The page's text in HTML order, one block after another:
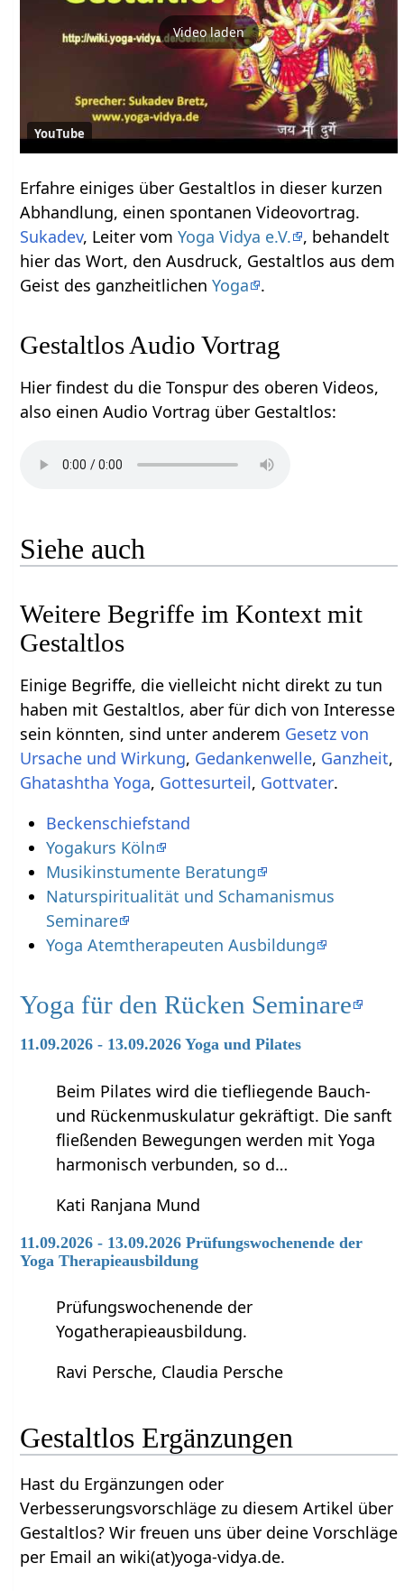
Video laden
YouTube
Erfahre einiges über Gestaltlos‏‎ in dieser kurzen
Abhandlung, einen spontanen Videovortrag.
Sukadev, Leiter vomYoga Vidya e.V.
, behandelt
hier das Wort, den Ausdruck, Gestaltlos‏‎ aus dem
Geist des ganzheitlichenYoga .
Gestaltlos‏‎ Audio Vortrag
Hier findest du die Tonspur des oberen Videos,
also einen Audio Vortrag über Gestaltlos‏‎:
Siehe auch
Weitere Begriffe im Kontext mit
Einige Begriffe, die vielleicht nicht direkt zu tun
haben mit Gestaltlos‏‎, aber für dich von Interesse
sein könnten, sind unter anderem Gesetz von
, ,
,
, ,
.
Beckenschiefstand
Yogakurs Köln
Musikinstumente Beratung
Naturspiritualität und Schamanismus
Seminare
Yoga Atemtherapeuten Ausbildung
Yoga für den Rücken Seminare
11.09.2026 - 13.09.2026 Yoga und Pilates
Beim Pilates wird die tiefliegende Bauch-
und Rückenmuskulatur gekräftigt. Die sanft
fließenden Bewegungen werden mit Yoga
harmonisch verbunden, so d…
Kati Ranjana Mund
11.09.2026 - 13.09.2026 Prüfungswochenende der
Yoga Therapieausbildung
Prüfungswochenende der
Yogatherapieausbildung.
Ravi Persche, Claudia Persche
Gestaltlos‏‎ Ergänzungen
Hast du Ergänzungen oder
Verbesserungsvorschläge zu diesem Artikel über
Gestaltlos‏‎? Wir freuen uns über deine Vorschläge
per Email an wiki(at)yoga-vidya.de.